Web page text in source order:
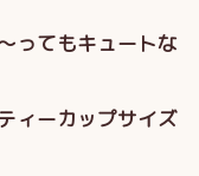
ってもキュートな
ィーカップサイズ